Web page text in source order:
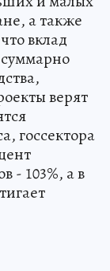
а также
вклад
суммарно
верят
госсектора
- 103%, а в